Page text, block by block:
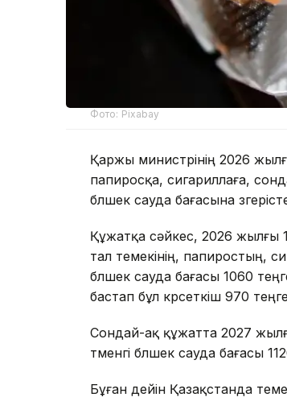
Фото: Pixabay
Қаржы министрінің 2026
папиросқа, сигариллаға,
бөлшек сауда бағасына
Құжатқа сәйкес, 2026 жылғы 1
тал темекінің, папиростың,
бөлшек сауда бағасы 1060
бастап бұл көрсеткіш 970
Сондай-ақ құжатта 2027
төменгі бөлшек сауда бағасы
Бұған дейін Қазақстанда